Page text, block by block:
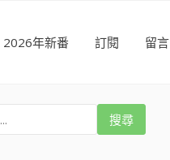
2026年新番 訂閱 留言